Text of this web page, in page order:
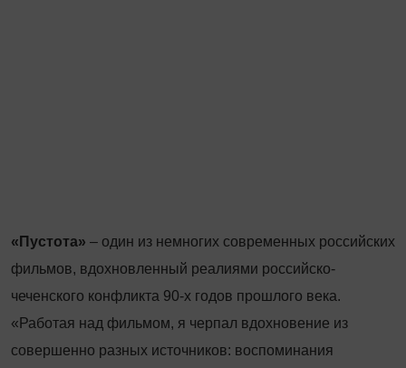
«Пустота» – один из немногих современных российских
фильмов, вдохновленный реалиями российско-
чеченского конфликта 90-х годов прошлого века.
«Работая над фильмом, я черпал вдохновение из
совершенно разных источников: воспоминания